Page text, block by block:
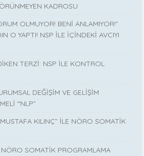
KADROSU
OLMUYOR! BENİ ANLAMIYOR!”
O YAPTI! NSP İLE İÇİNDEKİ AVCIYI
TERZİ: NSP İLE KONTROL
DEĞİŞİM VE GELİŞİM
“NLP”
KILINÇ” İLE NÖRO SOMATİK
SOMATİK PROGRAMLAMA